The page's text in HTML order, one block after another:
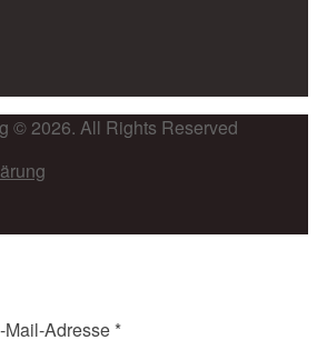
© 2026. All Rights Reserved
Mail-Adresse *